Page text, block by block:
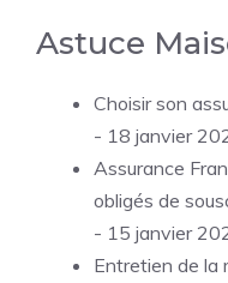
Astuce
Choisir son
- 18 janvier
Assurance
obligés de
- 15 janvier
Entretien de la